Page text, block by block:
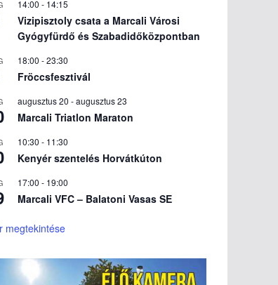
14:00 - 14:15
Vizipisztoly csata a Marcali Városi
Gyógyfürdő és Szabadidőközpontban
18:00 -23:30
Fröccsfesztivál
augusztus 20 -augusztus 23
Marcali Triatlon Maraton
10:30 - 11:30
Kenyér szentelés Horvátkúton
17:00 - 19:00
Marcali VFC – Balatoni Vasas SE
megtekintése